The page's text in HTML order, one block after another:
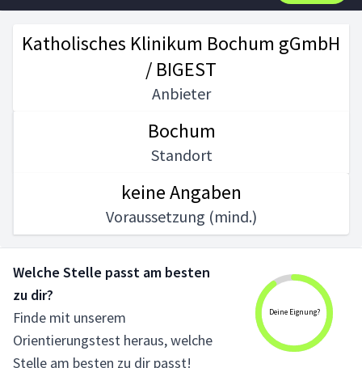
Katholisches Klinikum Bochum gGmbH
/ BIGEST
Anbieter
Bochum
Standort
keine Angaben
Voraussetzung (mind.)
Deine Eignung?
Welche Stelle passt am besten
zu dir?
Finde mit unserem
Orientierungstest heraus, welche
Stelle am besten zu dir passt!